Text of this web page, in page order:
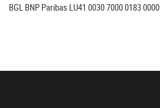
BGL BNP Paribas LU41 0030 7000 0183 0000